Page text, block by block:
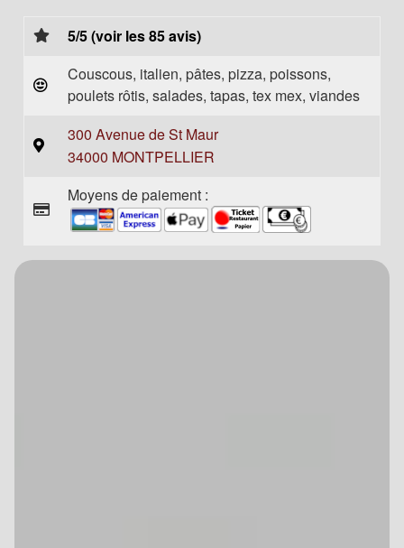
5/5 (voir les 85 avis)
Couscous, italien, pâtes, pizza, poissons,
poulets rôtis, salades, tapas, tex mex, viandes
300 Avenue de St Maur
34000 MONTPELLIER
Moyens de paiement :